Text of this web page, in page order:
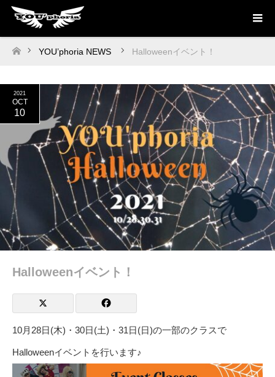
ホーム
YOU’phoria NEWS Halloweenイベント！
2021
OCT
10
Halloweenイベント！
10月28日(木)・30日(土)・31日(日)の一部のクラスで
Halloweenイベントを行います♪